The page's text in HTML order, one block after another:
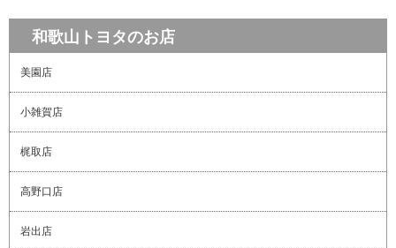
和歌山トヨタのお店
美園店
小雑賀店
梶取店
高野口店
岩出店